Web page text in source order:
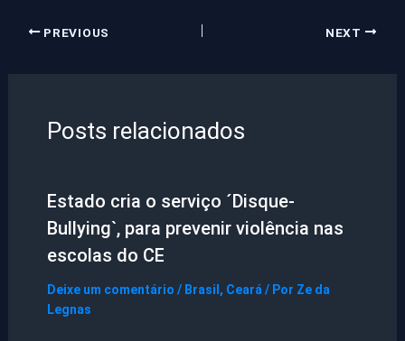
PREVIOUS NEXT
Posts relacionados
Estado cria o serviço ´Disque-
Bullying`, para prevenir violência nas
escolas do CE
Deixe um comentário / Brasil , Ceará/ Por Ze da
Legnas